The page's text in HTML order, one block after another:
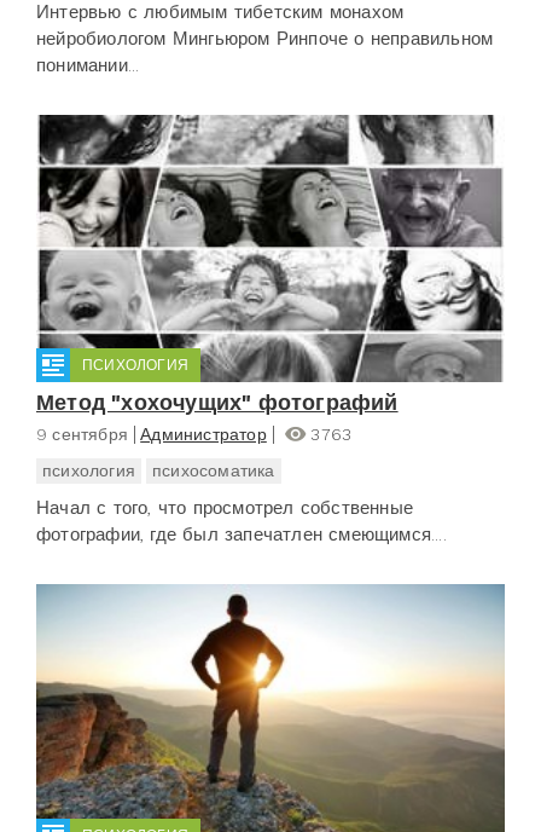
Интервью с любимым тибетским монахом
нейробиологом Мингьюром Ринпоче о неправильном
понимании...
ПСИХОЛОГИЯ
Метод "хохочущих" фотографий
9 сентября Администратор
3763
психология
психосоматика
Начал с того, что просмотрел собственные
фотографии, где был запечатлен смеющимся....